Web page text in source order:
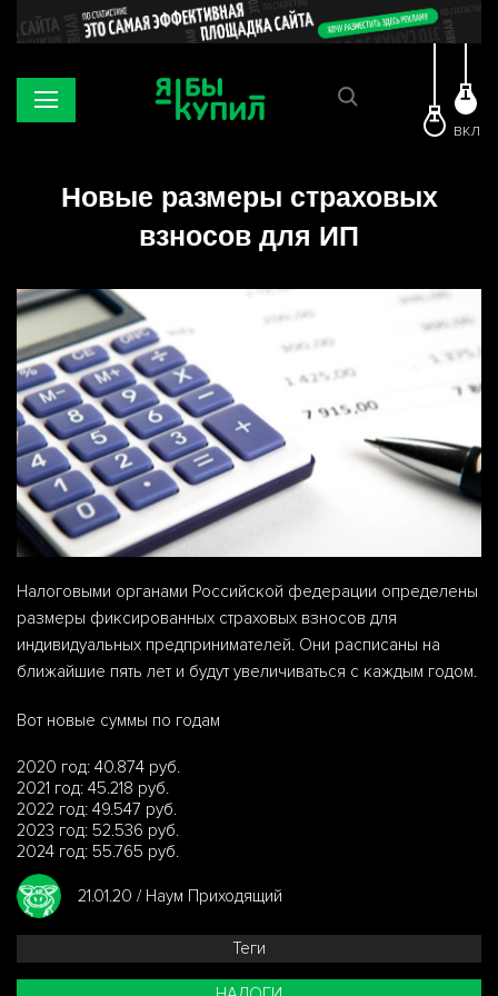
ВКЛ
Новые размеры страховых
взносов для ИП
21.01.20 / Наум Приходящий
Теги
Налоговыми органами Российской федерации определены
размеры фиксированных страховых взносов для
индивидуальных предпринимателей. Они расписаны на
ближайшие пять лет и будут увеличиваться с каждым годом.
Вот новые суммы по годам
2020 год: 40.874 руб.
2021 год: 45.218 руб.
2022 год: 49.547 руб.
2023 год: 52.536 руб.
2024 год: 55.765 руб.